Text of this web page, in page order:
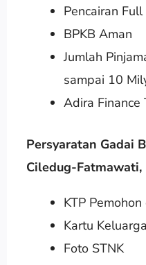
Pencairan
BPKB Aman
Jumlah
sampai 10
Adira Finance
Persyaratan Gadai
Ciledug-Fatmawati,
KTP
Kartu Keluarga
Foto STNK